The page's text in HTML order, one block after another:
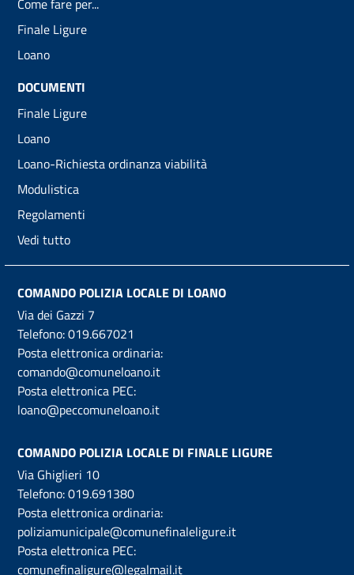
Come fare per...
Finale Ligure
Loano
DOCUMENTI
Finale Ligure
Loano
Loano-Richiesta ordinanza viabilità
Modulistica
Regolamenti
Vedi tutto
COMANDO POLIZIA LOCALE DI LOANO
Via dei Gazzi 7
Telefono:019.667021
Posta elettronica ordinaria:
comando@comuneloano.it
Posta elettronica PEC:
loano@peccomuneloano.it
COMANDO POLIZIA LOCALE DI FINALE LIGURE
Via Ghiglieri 10
Telefono:019.691380
Posta elettronica ordinaria:
poliziamunicipale@comunefinaleligure.it
Posta elettronica PEC:
comunefinaligure@legalmail.it